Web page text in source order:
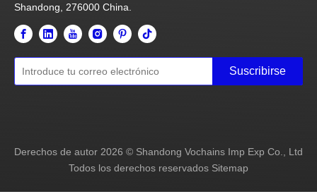
Shandong, 276000 China.
Suscribirse
Derechos de autor 2026 © Shandong Vochains Imp Exp Co., Ltd
Todos los derechos reservados Sitemap